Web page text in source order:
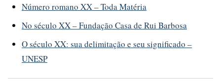
Número romano XX – Toda Matéria
No século XX – Fundação Casa de Rui Barbosa
O século XX: sua delimitação e seu significado –
UNESP